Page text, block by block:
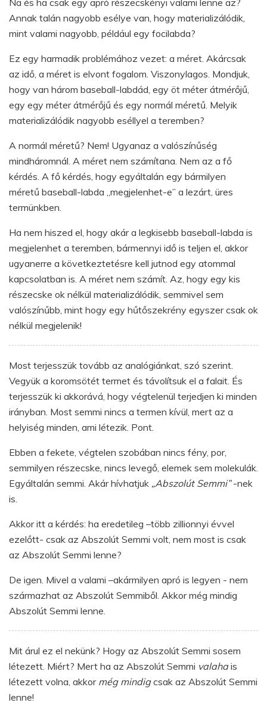
Annak talán nagyobb esélye van, hogy materializálódik,
mint valami nagyobb, például egy focilabda?
Ez egy harmadik problémához vezet: a méret. Akárcsak
az idő, a méret is elvont fogalom. Viszonylagos. Mondjuk,
hogy van három baseball-labdád, egy öt méter átmérőjű,
egy egy méter átmérőjű és egy normál méretű. Melyik
materializálódik nagyobb eséllyel a teremben?
A normál méretű? Nem! Ugyanaz a valószínűség
mindháromnál. A méret nem számítana. Nem az a fő
kérdés. A fő kérdés, hogy egyáltalán egy bármilyen
méretű baseball-labda „megjelenhet-e” a lezárt, üres
termünkben.
Ha nem hiszed el, hogy akár a legkisebb baseball-labda is
megjelenhet a teremben, bármennyi idő is teljen el, akkor
ugyanerre a következtetésre kell jutnod egy atommal
kapcsolatban is. A méret nem számít. Az, hogy egy kis
részecske ok nélkül materializálódik, semmivel sem
valószínűbb, mint hogy egy hűtőszekrény egyszer csak ok
nélkül megjelenik!
Most terjesszük tovább az analógiánkat, szó szerint.
Vegyük a koromsötét termet és távolítsuk el a falait. És
terjesszük ki akkorává, hogy végtelenül terjedjen ki minden
irányban. Most semmi nincs a termen kívül, mert az a
helyiség minden, ami létezik. Pont.
Ebben a fekete, végtelen szobában nincs fény, por,
semmilyen részecske, nincs levegő, elemek sem molekulák.
Egyáltalán semmi. Akár hívhatjuk „Abszolút Semmi”-nek
is.
Akkor itt a kérdés: ha eredetileg –több zillionnyi évvel
ezelőtt- csak az Abszolút Semmi volt, nem most is csak
az Abszolút Semmi lenne?
De igen. Mivel a valami –akármilyen apró is legyen - nem
származhat az Abszolút Semmiből. Akkor még mindig
Abszolút Semmi lenne.
Mit árul ez el nekünk? Hogy az Abszolút Semmi sosem
létezett. Miért? Mert ha az Abszolút Semmi valahais
létezett volna, akkor még mindigcsak az Abszolút Semmi
lenne!